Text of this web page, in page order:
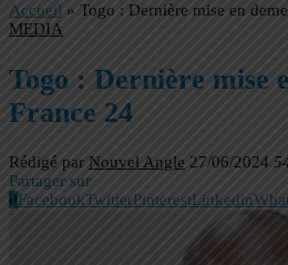
Accueil » Togo : Dernière mise en
MEDIA
Togo : Dernière mise
France 24
Rédigé par Nouvel Angle 27/06/2024
Partager sur
0FacebookTwitterPinterestLinkedin